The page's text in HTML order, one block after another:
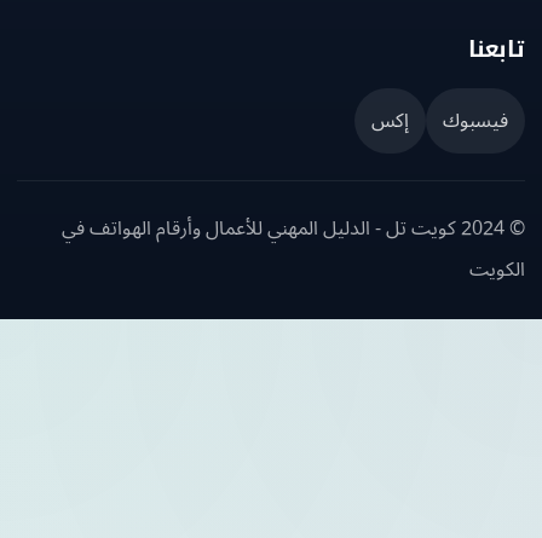
إكس
© 2024 كويت تل - الدليل المهني للأعمال وأرقام الهواتف في